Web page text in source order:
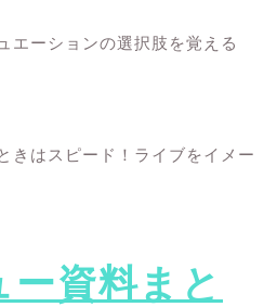
エーションの選択肢を覚える
きはスピード！ライブをイメー
資料まと